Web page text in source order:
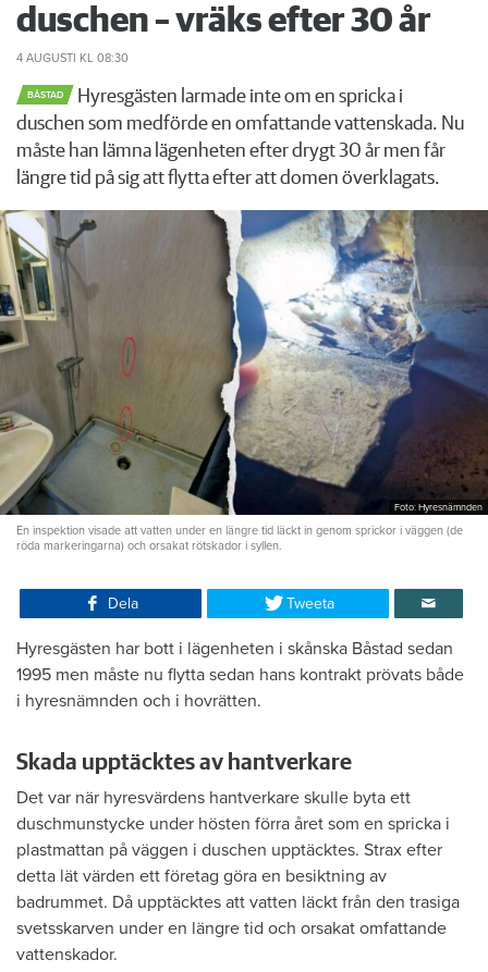
duschen – vräks efter 30 år
4 AUGUSTI KL 08:30
BÅSTAD
Hyresgästen larmade inte om en spricka i
duschen som medförde en omfattande vattenskada. Nu
måste han lämna lägenheten efter drygt 30 år men får
längre tid på sig att flytta efter att domen överklagats.
Foto: Hyresnämnden
En inspektion visade att vatten under en längre tid läckt in genom sprickor i väggen (de
röda markeringarna) och orsakat rötskador i syllen.
Dela Tweeta
Hyresgästen har bott i lägenheten i skånska Båstad sedan
1995 men måste nu flytta sedan hans kontrakt prövats både
i hyresnämnden och i hovrätten.
Skada upptäcktes av hantverkare
Det var när hyresvärdens hantverkare skulle byta ett
duschmunstycke under hösten förra året som en spricka i
plastmattan på väggen i duschen upptäcktes. Strax efter
detta lät värden ett företag göra en besiktning av
badrummet. Då upptäcktes att vatten läckt från den trasiga
svetsskarven under en längre tid och orsakat omfattande
vattenskador.